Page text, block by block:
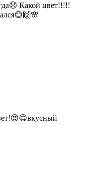
Какой цвет!!!!!